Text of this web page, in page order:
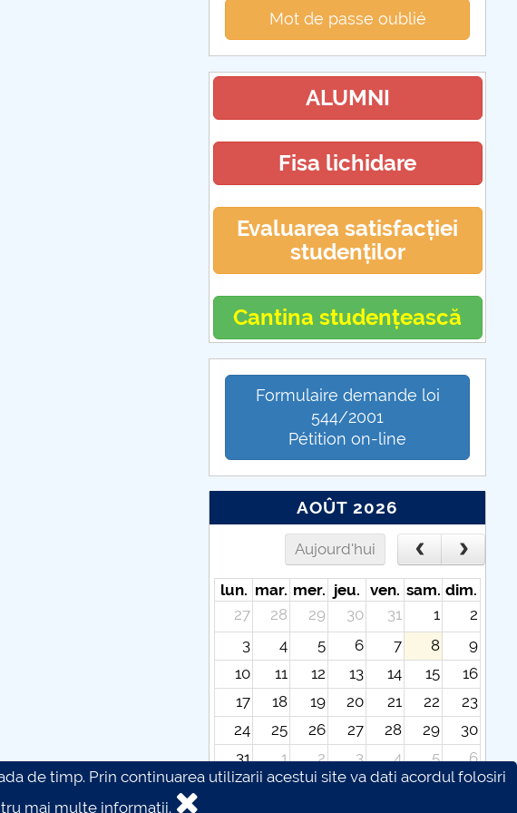
Mot de passe oublié
ALUMNI
Fisa lichidare
Evaluarea satisfacției
studenților
Cantina studențească
Formulaire demande loi
544/2001
Pétition on-line
AOÛT 2026
Aujourd'hui
lun. mar. mer. jeu. ven. sam. dim.
27
28 29 30 31 1
2
3
4 5 6 7 8
9
10
11 12 13 14 15
16
17
18 19 20 21 22
23
24
25 26 27 28 29
30
31
1 2 3 4 5
6
de timp. Prin continuarea utilizarii acestui site va dati acordul folosiri
mai multe informatii.